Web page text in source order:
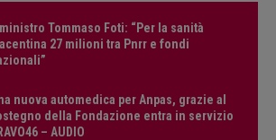
ministro Tommaso Foti: “Per la sanità
27 milioni tra Pnrr e fondi
nuova automedica per Anpas, grazie al
della Fondazione entra in servizio
– AUDIO